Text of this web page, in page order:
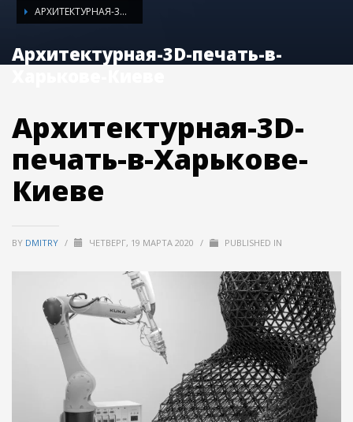
АРХИТЕКТУРНАЯ-3D-ПЕЧАТЬ-В-ХАРЬКОВЕ-КИЕВЕ
Архитектурная-3D-печать-в-
Архитектурная-3D-
печать-в-Харькове-
Киеве
BY DMITRY / ЧЕТВЕРГ, 19 МАРТА 2020 / PUBLISHED IN